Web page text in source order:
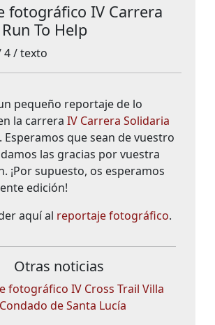
fotográfico IV Carrera
To Help
4 / texto
pequeño reportaje de lo
la carrera IV Carrera Solidaria
. Esperamos que sean de vuestro
las gracias por vuestra
¡Por supuesto, os esperamos
edición!
aquí al reportaje fotográfico.
Otras noticias
fotográfico IV Cross Trail Villa
de Santa Lucía